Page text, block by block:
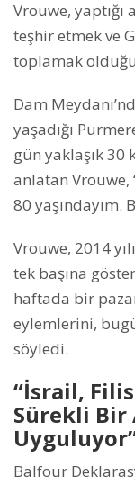
Vrouwe, yaptığı
teşhir etmek ve
toplamak
Dam
yaşadığı
gün yaklaşık
anlatan
80 yaşındayım.
Vrouwe, 2014
tek başına
haftada bir
eylemlerini,
söyledi.
“İsrail,
Sürekli Bir
Balfour